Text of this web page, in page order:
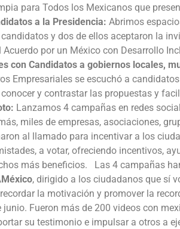
para Todos los Mexicanos que
a la Presidencia: Abrimos
y dos de ellos aceptaron la
Acuerdo por un México con Desarrollo
con Candidatos a gobiernos locales,
Empresariales se escuchó a
y contrastar las propuestas y
Lanzamos 4 campañas en redes
miles de empresas, asociaciones,
al llamado para incentivar a los
a votar, ofreciendo incentivos,
más beneficios. Las 4 campañas
, dirigido a los ciudadanos que sí
la motivación y promover la
junio. Fueron más de 200 videos con
su testimonio e impulsar a otros a